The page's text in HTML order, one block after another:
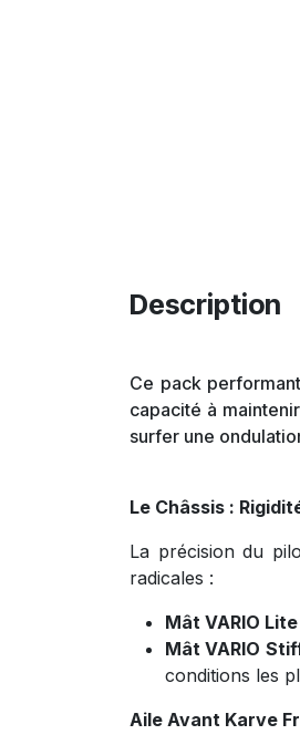
Description
Ce pack
capacité à
surfer une
Le Châssis :
La précision du
radicales :
Mât VARIO Lite
Mât VARIO
conditions les
Aile Avant Karve